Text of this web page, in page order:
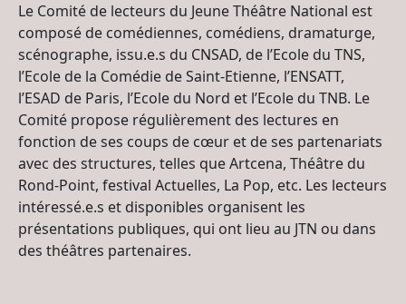
Le Comité de lecteurs du Jeune Théâtre National est
composé de comédiennes, comédiens, dramaturge,
scénographe, issu.e.s du CNSAD, de l’Ecole du TNS,
l’Ecole de la Comédie de Saint-Etienne, l’ENSATT,
l’ESAD de Paris, l’Ecole du Nord et l’Ecole du TNB. Le
Comité propose régulièrement des lectures en
fonction de ses coups de cœur et de ses partenariats
avec des structures, telles que Artcena, Théâtre du
Rond-Point, festival Actuelles, La Pop, etc. Les lecteurs
intéressé.e.s et disponibles organisent les
présentations publiques, qui ont lieu au JTN ou dans
des théâtres partenaires.